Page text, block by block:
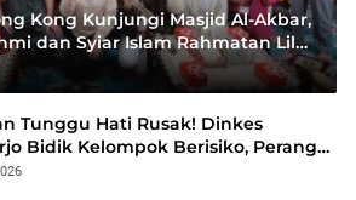
Kong Kunjungi Masjid Al-Akbar,
dan Syiar Islam Rahmatan Lil
Tunggu Hati Rusak! Dinkes
Bidik Kelompok Berisiko, Perang
Lawan Hepatitis